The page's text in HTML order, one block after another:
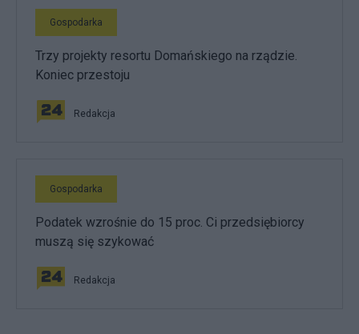
Gospodarka
Trzy projekty resortu Domańskiego na rządzie.
Koniec przestoju
Redakcja
Gospodarka
Podatek wzrośnie do 15 proc. Ci przedsiębiorcy
muszą się szykować
Redakcja